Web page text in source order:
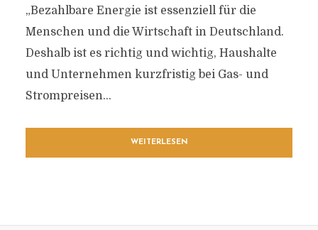
„Bezahlbare Energie ist essenziell für die
Menschen und die Wirtschaft in Deutschland.
Deshalb ist es richtig und wichtig, Haushalte
und Unternehmen kurzfristig bei Gas- und
Strompreisen...
WEITERLESEN